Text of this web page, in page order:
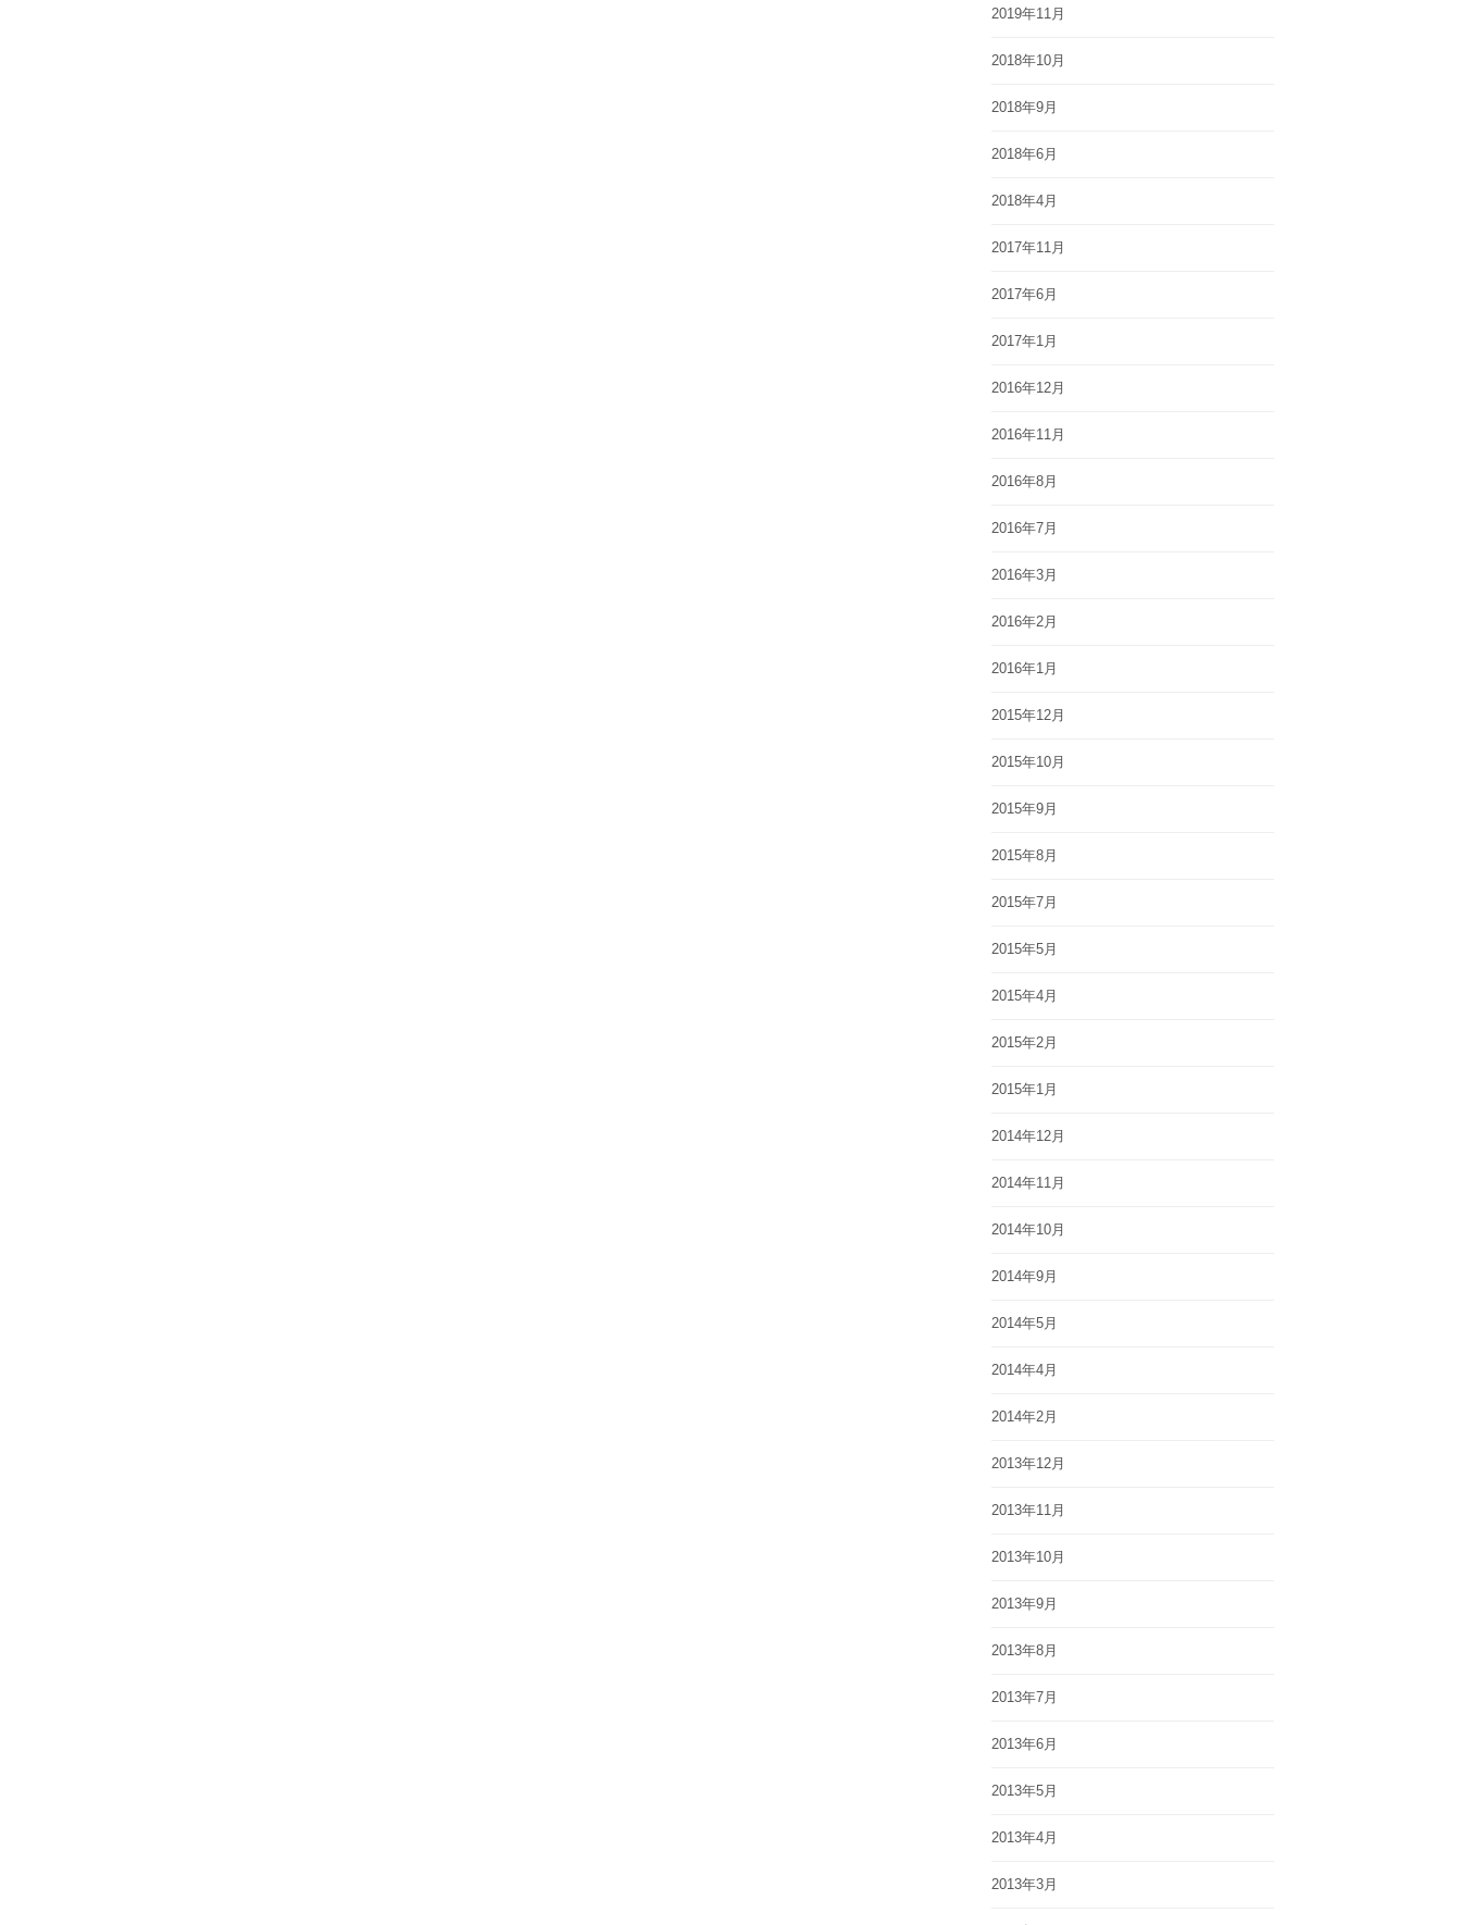
2019年11月
2018年10月
2018年9月
2018年6月
2018年4月
2017年11月
2017年6月
2017年1月
2016年12月
2016年11月
2016年8月
2016年7月
2016年3月
2016年2月
2016年1月
2015年12月
2015年10月
2015年9月
2015年8月
2015年7月
2015年5月
2015年4月
2015年2月
2015年1月
2014年12月
2014年11月
2014年10月
2014年9月
2014年5月
2014年4月
2014年2月
2013年12月
2013年11月
2013年10月
2013年9月
2013年8月
2013年7月
2013年6月
2013年5月
2013年4月
2013年3月